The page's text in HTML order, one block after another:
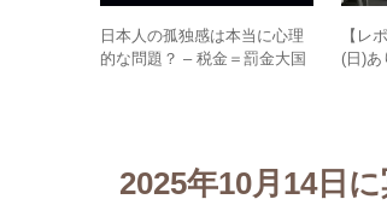
日本人の孤独感は本当に心理
的な問題？ – 税金＝罰金大国
【レ
(日)あ
2025年10月14日